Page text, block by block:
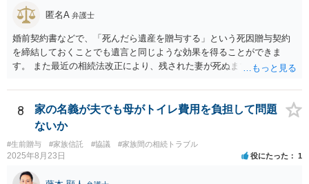
匿名A 弁護士
婚前契約書などで、「死んだら遺産を贈与する」という死因贈与契約
を締結しておくことでも遺言と同じような効果を得ることができま
す。 また最近の相続法改正により、残された妻が死ぬまで家に住み続
で、その制度を活用する方法も考えられます。 もし契約書の作成まで
視野に入れておられる場合は、お近くの弁護士、できれば相続に強い
弁護士にご相談なさるとよいでしょう。
8
家の名義が夫でも母がトイレ費用を負担して問題
ないか
#生前贈与 #家族信託 #協議 #家族間の相続トラブル
2025年8月23日 役にたった 1